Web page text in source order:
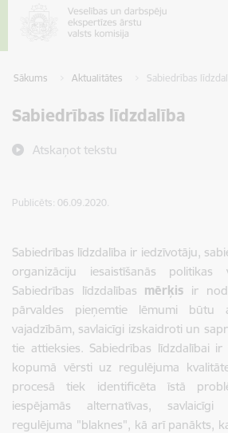
Sākums Aktualitātes Sabiedrības
Sabiedrības līdzdalība
Atskaņot tekstu
Publicēts: 06.09.2020.
Sabiedrības līdzdalība ir iedzīvotāju,
organizāciju iesaistīšanās politikas
Sabiedrības līdzdalības mērķis ir
pārvaldes pieņemtie lēmumi būtu
vajadzībām, savlaicīgi izskaidroti un
tie attieksies. Sabiedrības līdzdalībai
kopumā vērsti uz regulējuma
procesā tiek identificēta īstā
iespējamās alternatīvas, savlaicīgi
regulējuma "blaknes", kā arī panākts,